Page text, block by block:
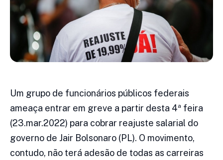
Um grupo de funcionários públicos federais
ameaça entrar em greve a partir desta 4ª feira
(23.mar.2022) para cobrar reajuste salarial do
governo de Jair Bolsonaro (PL). O movimento,
contudo, não terá adesão de todas as carreiras